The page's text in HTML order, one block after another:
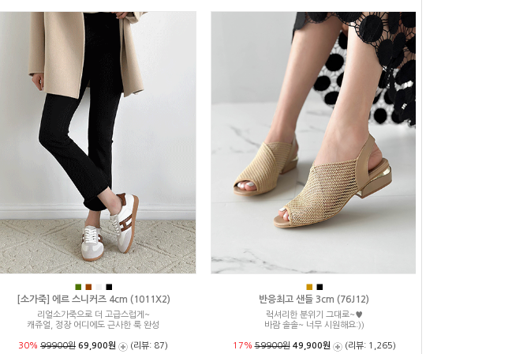
■ ■ ■
[소가죽] 에르 스니커즈 4cm (1011X2)
리얼소가죽으로 더 고급스럽게~
캐쥬얼, 정장 어디에도 근사한 룩 완성
30% 99900원 69,900원 (리뷰: 87)
■ ■
반응최고 샌들 3cm (76J12)
럭셔리한 분위기 그대로~♥
바람 솔솔~ 너무 시원해요:))
17%59900원 49,900원 (리뷰: 1,265)